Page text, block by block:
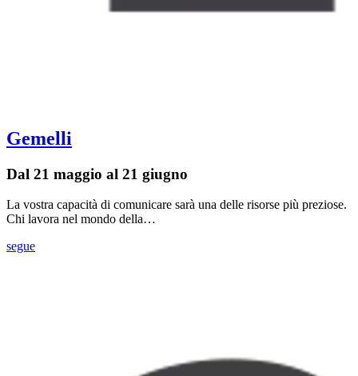
Gemelli
Dal 21 maggio al 21 giugno
La vostra capacità di comunicare sarà una delle risorse più preziose.
Chi lavora nel mondo della…
segue